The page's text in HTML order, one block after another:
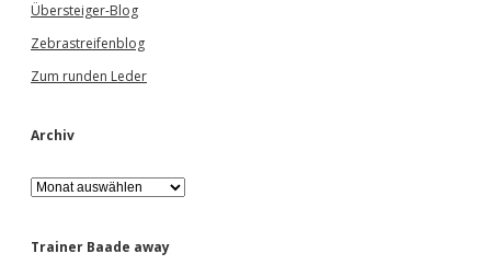
Übersteiger-Blog
Zebrastreifenblog
Zum runden Leder
Archiv
A
r
h
Trainer Baade away